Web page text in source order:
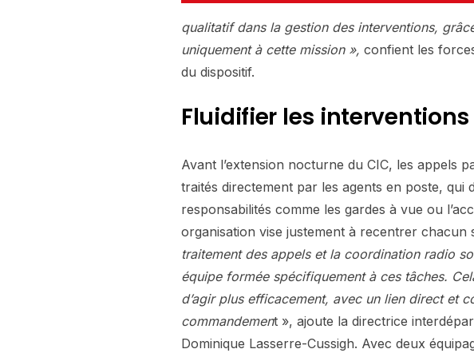
qualitatif dans la gestion des interventions,
uniquement à cette mission », confient les
du dispositif.
Fluidifier les interventions
Avant l’extension nocturne du CIC, les appels
traités directement par les agents en poste, qui
responsabilités comme les gardes à vue ou
organisation vise justement à recentrer
traitement des appels et la coordination radio
équipe formée spécifiquement à ces tâches.
d’agir plus efficacement, avec un lien direct et
commandement », ajoute la directrice
Dominique Lasserre-Cussigh. Avec deux